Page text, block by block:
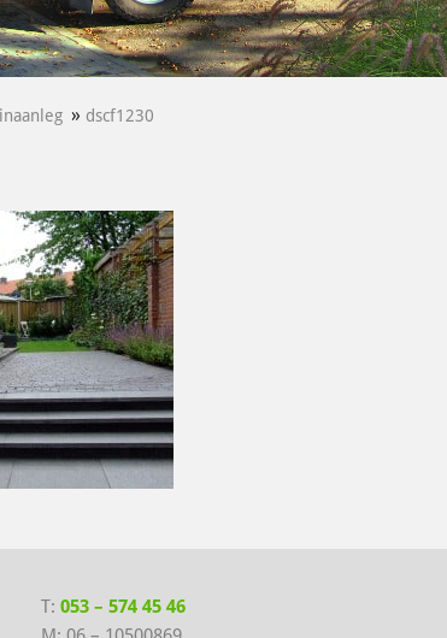
» dscf1230
T: 053 – 574 45 46